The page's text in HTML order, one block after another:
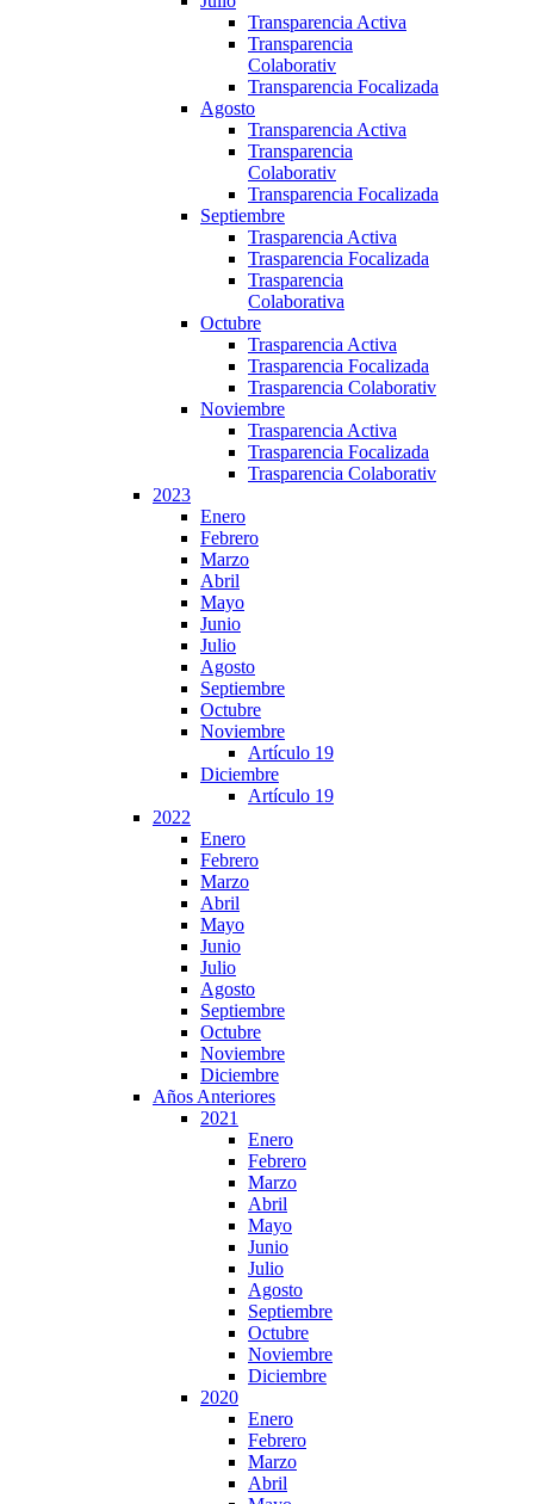
Transparencia Activa
Transparencia
Colaborativ
Transparencia Focalizada
Agosto
Transparencia Activa
Transparencia
Colaborativ
Transparencia Focalizada
Septiembre
Trasparencia Activa
Trasparencia Focalizada
Trasparencia
Colaborativa
Octubre
Trasparencia Activa
Trasparencia Focalizada
Trasparencia Colaborativ
Noviembre
Trasparencia Activa
Trasparencia Focalizada
Trasparencia Colaborativ
2023
Enero
Febrero
Marzo
Abril
Mayo
Junio
Julio
Agosto
Septiembre
Octubre
Noviembre
Artículo 19
Diciembre
Artículo 19
2022
Enero
Febrero
Marzo
Abril
Mayo
Junio
Julio
Agosto
Septiembre
Octubre
Noviembre
Diciembre
Años Anteriores
2021
Enero
Febrero
Marzo
Abril
Mayo
Junio
Julio
Agosto
Septiembre
Octubre
Noviembre
Diciembre
2020
Enero
Febrero
Marzo
Abril